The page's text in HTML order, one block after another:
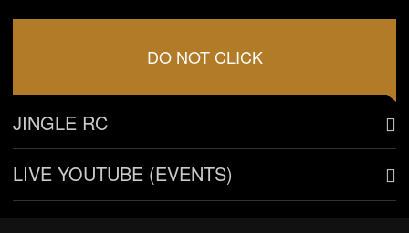
DO NOT CLICK
JINGLE RC
LIVE YOUTUBE (EVENTS)